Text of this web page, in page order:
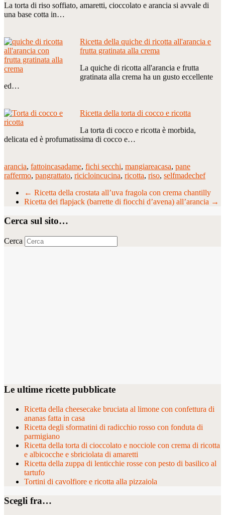
La torta di riso soffiato, amaretti, cioccolato e arancia si avvale di
una base cotta in…
Ricetta della quiche di ricotta all'arancia e
frutta gratinata alla crema
La quiche di ricotta all'arancia e frutta
gratinata alla crema ha un gusto eccellente
ed…
Ricetta della torta di cocco e ricotta
La torta di cocco e ricotta è morbida,
delicata ed è profumatissima di cocco e…
arancia, fattoincasadame, fichi secchi, mangiareacasa, pane
raffermo, pangrattato, ricicloincucina, ricotta, riso, selfmadechef
← Ricetta della crostata all’uva fragola con crema chantilly
Ricetta dei flapjack (barrette di fiocchi d’avena) all’arancia →
Cerca sul sito…
Cerca
Le ultime ricette pubblicate
Ricetta della cheesecake bruciata al limone con confettura di
ananas fatta in casa
Ricetta degli sformatini di radicchio rosso con fonduta di
parmigiano
Ricetta della torta di cioccolato e nocciole con crema di ricotta
e albicocche e sbriciolata di amaretti
Ricetta della zuppa di lenticchie rosse con pesto di basilico al
tartufo
Tortini di cavolfiore e ricotta alla pizzaiola
Scegli fra…